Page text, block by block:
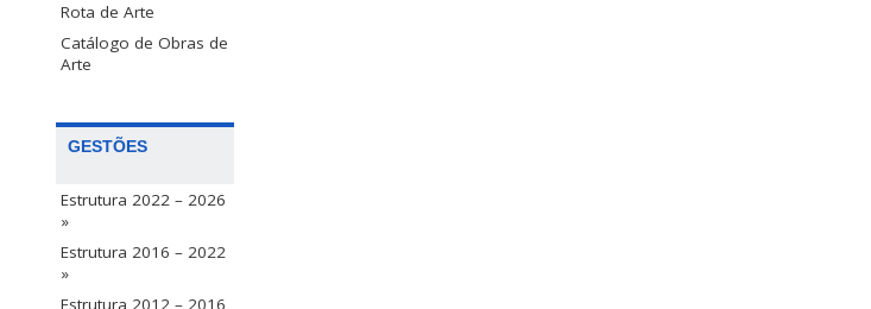
Rota de Arte
Catálogo de Obras de
Arte
GESTÕES
Estrutura 2022 – 2026
»
Estrutura 2016 – 2022
»